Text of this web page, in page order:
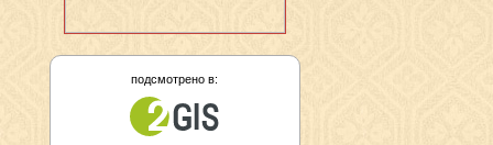
подсмотрено в: